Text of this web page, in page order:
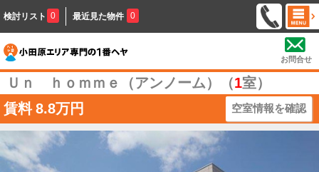
検討リスト 0 最近見た物件 0
お問合せ
Ｕｎ ｈｏｍｍｅ（アンノーム）（1室）
賃料 8.8万円 空室情報を確認